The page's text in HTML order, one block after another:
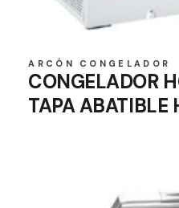
ARCÓN CONGELADOR
CONGELADOR
TAPA ABATIBLE